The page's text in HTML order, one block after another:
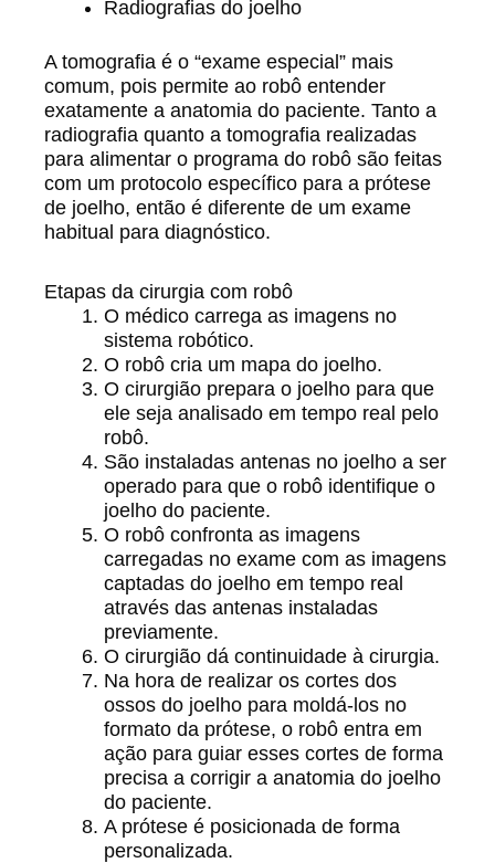
Radiografias do joelho
A tomografia é o “exame especial” mais
comum, pois permite ao robô entender
exatamente a anatomia do paciente. Tanto a
radiografia quanto a tomografia realizadas
para alimentar o programa do robô são feitas
com um protocolo específico para a prótese
de joelho, então é diferente de um exame
habitual para diagnóstico.
Etapas da cirurgia com robô
O médico carrega as imagens no
sistema robótico.
O robô cria um mapa do joelho.
O cirurgião prepara o joelho para que
ele seja analisado em tempo real pelo
robô.
São instaladas antenas no joelho a ser
operado para que o robô identifique o
joelho do paciente.
O robô confronta as imagens
carregadas no exame com as imagens
captadas do joelho em tempo real
através das antenas instaladas
previamente.
O cirurgião dá continuidade à cirurgia.
Na hora de realizar os cortes dos
ossos do joelho para moldá-los no
formato da prótese, o robô entra em
ação para guiar esses cortes de forma
precisa a corrigir a anatomia do joelho
do paciente.
A prótese é posicionada de forma
personalizada.